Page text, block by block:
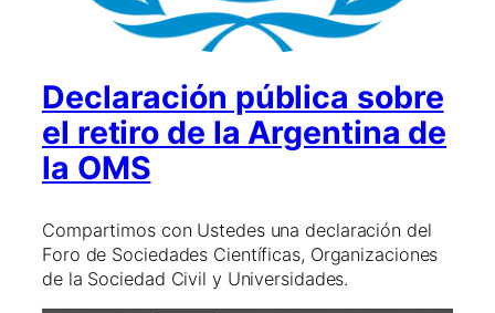
Declaración pública sobre
el retiro de la Argentina de
la OMS
Compartimos con Ustedes una declaración del
Foro de Sociedades Científicas, Organizaciones
de la Sociedad Civil y Universidades.